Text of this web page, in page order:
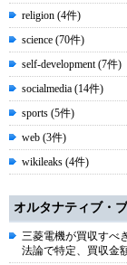
religion (4件)
science (70件)
self-development (7件)
socialmedia (14件)
sports (5件)
web (3件)
wikileaks (4件)
オルタナティブ・
三菱電機が買収すべ
法論で特定、買収金